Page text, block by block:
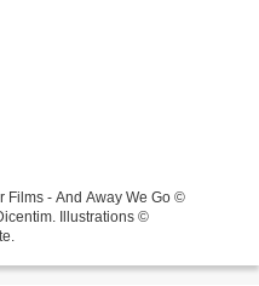
Illustrations ©